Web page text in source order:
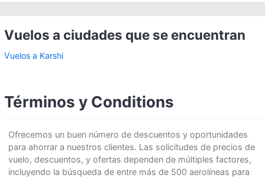
Vuelos a ciudades que se encuentran
Vuelos a Karshi
Términos y Conditions
Ofrecemos un buen número de descuentos y oportunidades
para ahorrar a nuestros clientes. Las solicitudes de precios de
vuelo, descuentos, y ofertas dependen de múltiples factores,
incluyendo la búsqueda de entre más de 500 aerolíneas para